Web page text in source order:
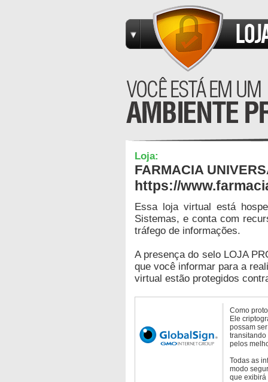
Loja:
FARMACIA
https://
Essa loja virtual está
Sistemas, e conta com
tráfego de informações.
A presença do selo LOJA
que você informar para a
virtual estão protegidos
Como
Ele
possam
transitando
pelos
Todas as
modo
que exibirá